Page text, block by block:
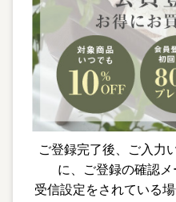
ご登録完了後、ご入力
に、ご登録の確認メ
受信設定をされている